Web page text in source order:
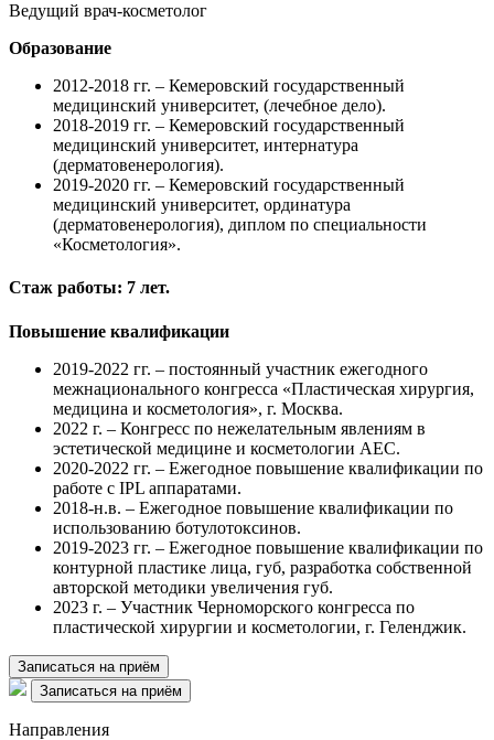
Ведущий врач-косметолог
Образование
2012-2018 гг. – Кемеровский государственный
медицинский университет, (лечебное дело).
2018-2019 гг. – Кемеровский государственный
медицинский университет, интернатура
(дерматовенерология).
2019-2020 гг. – Кемеровский государственный
медицинский университет, ординатура
(дерматовенерология), диплом по специальности
«Косметология».
Стаж работы: 7 лет.
Повышение квалификации
2019-2022 гг. – постоянный участник ежегодного
межнационального конгресса «Пластическая хирургия,
медицина и косметология», г. Москва.
2022 г. – Конгресс по нежелательным явлениям в
эстетической медицине и косметологии AEC.
2020-2022 гг. – Ежегодное повышение квалификации по
работе с IPL аппаратами.
2018-н.в. – Ежегодное повышение квалификации по
использованию ботулотоксинов.
2019-2023 гг. – Ежегодное повышение квалификации по
контурной пластике лица, губ, разработка собственной
авторской методики увеличения губ.
2023 г. – Участник Черноморского конгресса по
пластической хирургии и косметологии, г. Геленджик.
Записаться на приём
Записаться на приём
Направления